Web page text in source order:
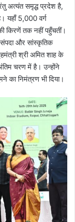
अत्यंत समृद्ध प्रदेश है,
यहाँ 5,000 वर्ग
किरणें तक नहीं पहुँचतीं।
और सांस्कृतिक
श्री अमित शाह के
चरण में है। उन्होंने
का निमंत्रण भी दिया।